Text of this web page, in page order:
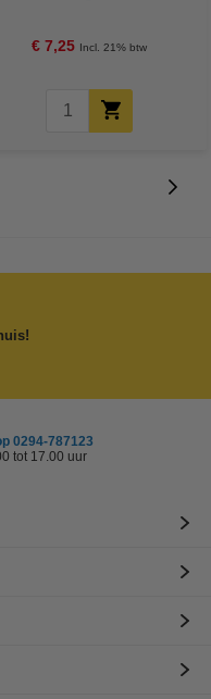
€ 7,25 Incl. 21% btw
0294-787123
tot 17.00 uur